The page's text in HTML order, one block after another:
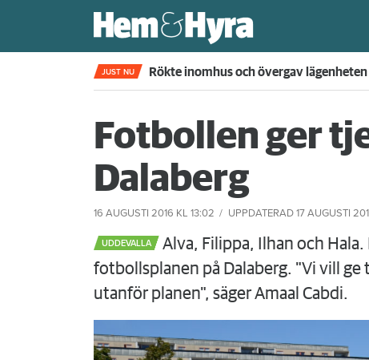
JUST NU Rökte inomhus och övergav
Fotbollen ger
Dalaberg
16 AUGUSTI 2016 KL 13:02 UPPDATERAD 17 AUGUSTI
UDDEVALLA
Alva, Filippa, Ilhan och
fotbollsplanen på Dalaberg. "Vi vill
utanför planen", säger Amaal Cabdi.